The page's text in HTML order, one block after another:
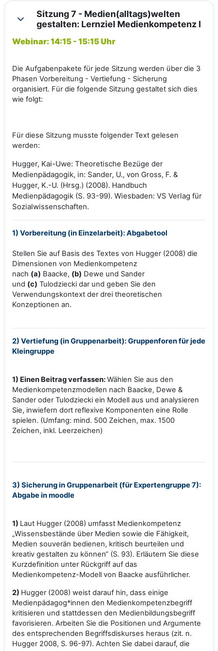
Einklappen
Sitzung 7 - Medien(alltags)welten
gestalten: Lernziel Medienkompetenz I
Webinar: 14:15 - 15:15 Uhr
Die Aufgabenpakete für jede Sitzung werden über die 3
Phasen Vorbereitung - Vertiefung - Sicherung
organisiert. Für die folgende Sitzung gestaltet sich dies
wie folgt:
Für diese Sitzung musste folgender Text gelesen
werden:
Hugger, Kai-Uwe: Theoretische Bezüge der
Medienpädagogik, in: Sander, U., von Gross, F. &
Hugger, K.-U. (Hrsg.) (2008). Handbuch
Medienpädagogik (S. 93-99). Wiesbaden: VS Verlag für
Sozialwissenschaften.
1) Vorbereitung (in Einzelarbeit): Abgabetool
Stellen Sie auf Basis des Textes von Hugger (2008) die
Dimensionen von Medienkompetenz
nach (a) Baacke, (b) Dewe und Sander
und (c) Tulodziecki dar und geben Sie den
Verwendungskontext der drei theoretischen
Konzeptionen an.
2) Vertiefung (in Gruppenarbeit): Gruppenforen für jede
Kleingruppe
1) Einen Beitrag verfassen:Wählen Sie aus den
Medienkompetenzmodellen nach Baacke, Dewe &
Sander oder Tulodziecki ein Modell aus und analysieren
Sie, inwiefern dort reflexive Komponenten eine Rolle
spielen. (Umfang: mind. 500 Zeichen, max. 1500
Zeichen, inkl. Leerzeichen)
3) Sicherung in Gruppenarbeit (für Expertengruppe 7):
Abgabe in moodle
1) Laut Hugger (2008) umfasst Medienkompetenz
„Wissensbestände über Medien sowie die Fähigkeit,
Medien souverän bedienen, kritisch beurteilen und
kreativ gestalten zu können“ (S. 93). Erläutern Sie diese
Kurzdefinition unter Rückgriff auf das
Medienkompetenz-Modell von Baacke ausführlicher.
2) Hugger (2008) weist darauf hin, dass einige
Medienpädagog*innen den Medienkompetenzbegriff
kritisieren und stattdessen den Medienbildungsbegriff
favorisieren. Arbeiten Sie die Positionen und Argumente
des entsprechenden Begriffsdiskurses heraus (zit. n.
Hugger 2008, S. 96-97). Achten Sie dabei darauf, die